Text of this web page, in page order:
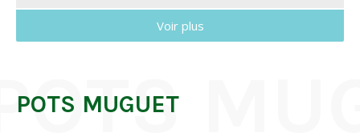
Voir plus
POTS MUGUET